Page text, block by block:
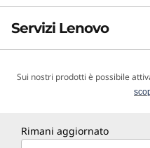
Servizi Lenovo
Servizi
facilmente, fornendo
Sui nostri prodotti è possibile
Rimani aggiornato